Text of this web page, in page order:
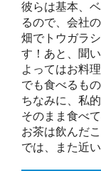
彼らは基本、
るので、会社
畑でトウガラ
す！あと、聞
よってはお料
でも食べるも
ちなみに、私
そのまま食べ
お茶は飲んだ
では、また近